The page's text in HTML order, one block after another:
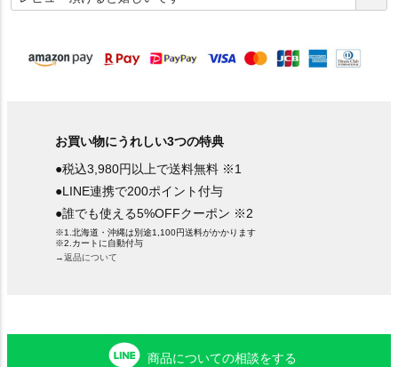
須
お買い物にうれしい3つの特典
●税込3,980円以上で送料無料 ※1
●LINE連携で200ポイント付与
●誰でも使える5%OFFクーポン ※2
※1.北海道・沖縄は別途1,100円送料がかかります
※2.カートに自動付与
→返品について
商品についての相談をする